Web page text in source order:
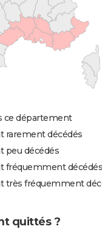
ce département
rarement décédés
peu décédés
fréquemment décédés
très fréquemment
quittés ?